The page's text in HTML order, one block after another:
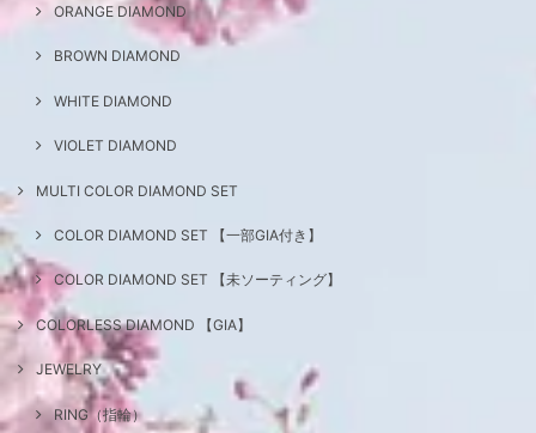
ORANGE DIAMOND
BROWN DIAMOND
WHITE DIAMOND
VIOLET DIAMOND
MULTI COLOR DIAMOND SET
COLOR DIAMOND SET 【一部GIA付き】
COLOR DIAMOND SET 【未ソーティング】
COLORLESS DIAMOND 【GIA】
JEWELRY
RING（指輪）